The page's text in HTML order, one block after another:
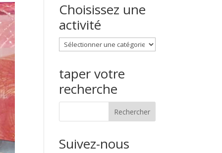
Choisissez une
activité
Choisissez
une
taper votre
recherche
Suivez-nous